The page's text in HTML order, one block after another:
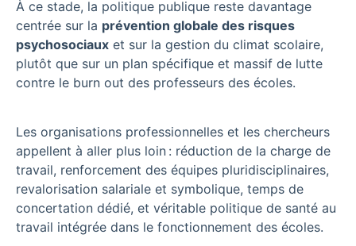
À ce stade, la politique publique reste davantage
centrée sur la prévention globale des risques
psychosociaux et sur la gestion du climat scolaire,
plutôt que sur un plan spécifique et massif de lutte
contre le burn out des professeurs des écoles.
Les organisations professionnelles et les chercheurs
appellent à aller plus loin : réduction de la charge de
travail, renforcement des équipes pluridisciplinaires,
revalorisation salariale et symbolique, temps de
concertation dédié, et véritable politique de santé au
travail intégrée dans le fonctionnement des écoles.